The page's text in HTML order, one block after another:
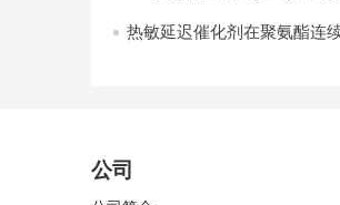
热敏延迟催化剂在聚氨酯连
公司